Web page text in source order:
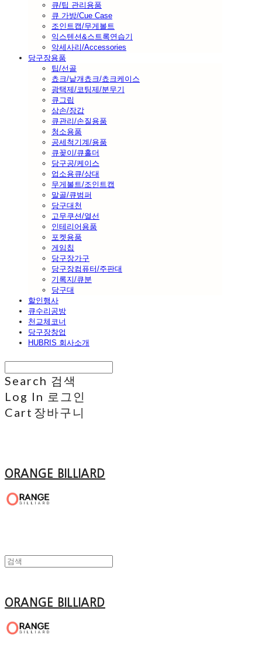
큐/팁 관리용품
큐 가방/Cue Case
조인트캡/무게볼트
익스텐션&스트록연습기
악세사리/Accessories
당구장용품
팁/선골
쵸크/낱개쵸크/쵸크케이스
광택제/코팅제/분무기
큐그립
삼손/장갑
큐관리/손질용품
청소용품
공세척기계/용품
큐꽂이/큐홀더
당구공/케이스
업소용큐/상대
무게볼트/조인트캡
말골/큐범퍼
당구대천
고무쿠션/열선
인테리어용품
포켓용품
게임칩
당구장가구
당구장컴퓨터/주판대
기록지/큐분
당구대
할인행사
큐수리공방
천교체코너
당구장창업
HUBRIS 회사소개
Search 검색
Log In 로그인
Cart 장바구니
ORANGE BILLIARD
ORANGE BILLIARD